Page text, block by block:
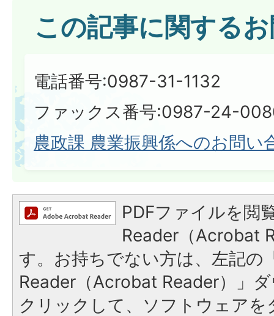
この記事に関する
電話番号:0987-31-1132
ファックス番号:0987-24-
農政課 農業振興係へのお問い
PDFファイルを閲
Reader（Acrobat
す。お持ちでない方は、左記の
Reader（Acrobat Reader）」
クリックして、ソフトウェア